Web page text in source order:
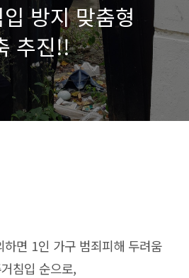
방지 맞춤형
추진!!
면 1인 가구 범죄피해 두려움
침입 순으로,